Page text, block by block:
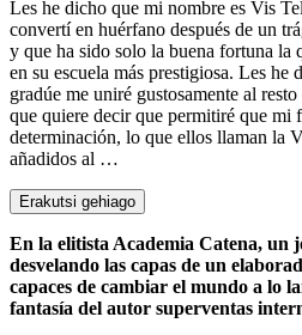
Les he dicho que mi nombre es Vis
convertí en huérfano después de un
y que ha sido solo la buena fortuna la
en su escuela más prestigiosa. Les he
gradúe me uniré gustosamente al
que quiere decir que permitiré que mi
determinación, lo que ellos llaman la
añadidos al …
Erakutsi gehiago
En la elitista Academia Catena, un
desvelando las capas de un
capaces de cambiar el mundo a lo
fantasía del autor superventas